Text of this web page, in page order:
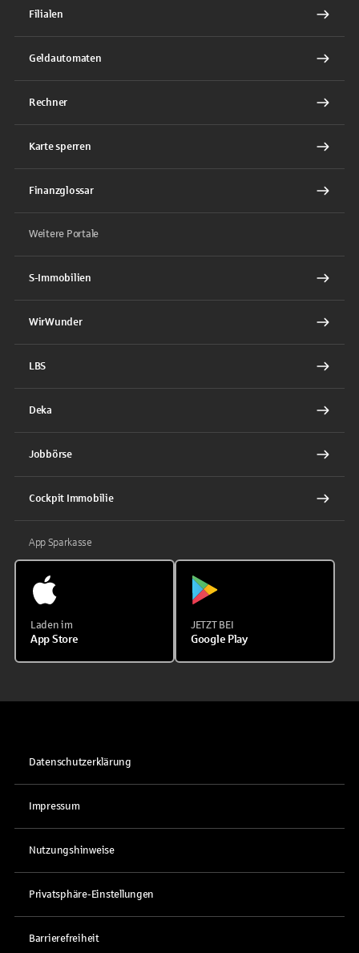
Filialen
Geldautomaten
Rechner
Karte sperren
Finanzglossar
Weitere Portale
S-Immobilien
WirWunder
LBS
Deka
Jobbörse
Cockpit Immobilie
App Sparkasse
Laden im
App Store
JETZT BEI
Google Play
Datenschutzerklärung
Impressum
Nutzungshinweise
Privatsphäre-Einstellungen
Barrierefreiheit